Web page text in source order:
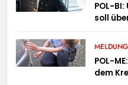
POL-
soll
POL-
dem